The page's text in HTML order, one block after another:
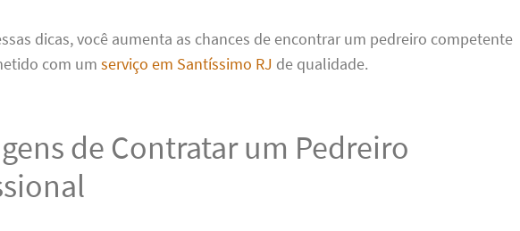
dicas, você aumenta as chances de encontrar um pedreiro competente
com umserviço em Santíssimo RJ de qualidade.
de Contratar um Pedreiro